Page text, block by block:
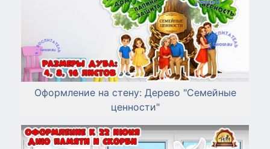
Оформление на стену: Дерево "Семейные
ценности"